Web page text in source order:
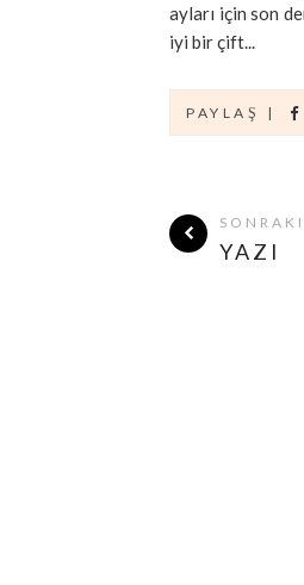
ayları için son
iyi bir çift...
PAYLAŞ |
SONRAKI
YAZI